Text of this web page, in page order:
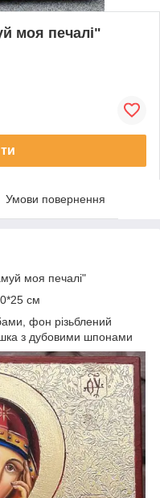
моя печалі"
Умови повернення
моя печалі"
см
фон різьблений
з дубовими шпонами